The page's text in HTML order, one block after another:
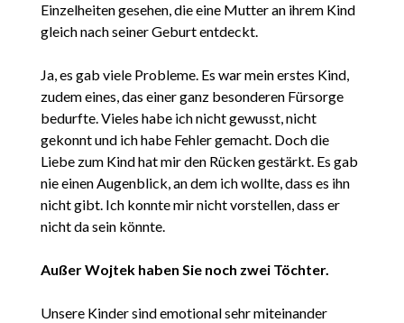
Einzelheiten gesehen, die eine Mutter an ihrem Kind
gleich nach seiner Geburt entdeckt.
Ja, es gab viele Probleme. Es war mein erstes Kind,
zudem eines, das einer ganz besonderen Fürsorge
bedurfte. Vieles habe ich nicht gewusst, nicht
gekonnt und ich habe Fehler gemacht. Doch die
Liebe zum Kind hat mir den Rücken gestärkt. Es gab
nie einen Augenblick, an dem ich wollte, dass es ihn
nicht gibt. Ich konnte mir nicht vorstellen, dass er
nicht da sein könnte.
Außer Wojtek haben Sie noch zwei Töchter.
Unsere Kinder sind emotional sehr miteinander